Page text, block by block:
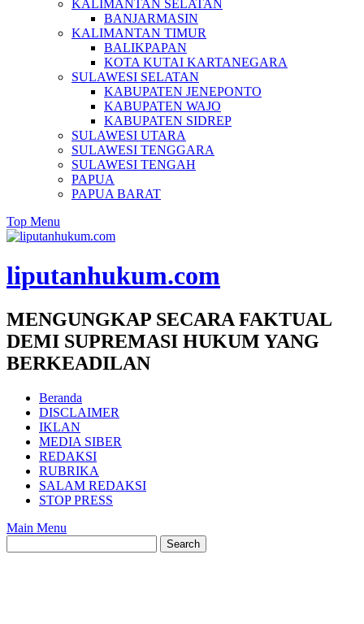
KALIMANTAN SELATAN
BANJARMASIN
KALIMANTAN TIMUR
BALIKPAPAN
KOTA KUTAI KARTANEGARA
SULAWESI SELATAN
KABUPATEN JENEPONTO
KABUPATEN WAJO
KABUPATEN SIDREP
SULAWESI UTARA
SULAWESI TENGGARA
SULAWESI TENGAH
PAPUA
PAPUA BARAT
Top Menu
liputanhukum.com
MENGUNGKAP SECARA FAKTUAL
DEMI SUPREMASI HUKUM YANG
BERKEADILAN
Beranda
DISCLAIMER
IKLAN
MEDIA SIBER
REDAKSI
RUBRIKA
SALAM REDAKSI
STOP PRESS
Main Menu